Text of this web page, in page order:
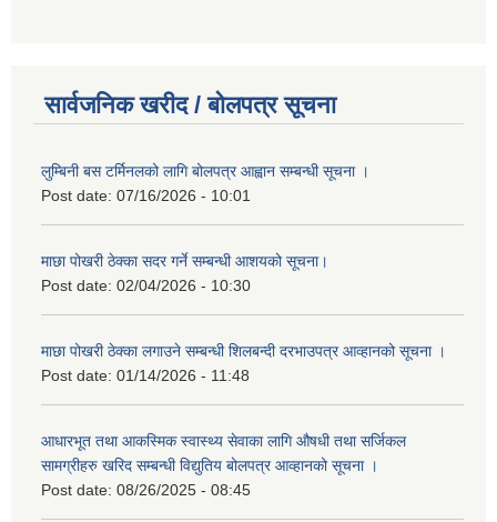
सार्वजनिक खरीद / बोलपत्र सूचना
लुम्बिनी बस टर्मिनलको लागि बोलपत्र आह्वान सम्बन्धी सूचना ।
Post date: 07/16/2026 - 10:01
माछा पोखरी ठेक्का सदर गर्ने सम्बन्धी आशयको सूचना।
Post date: 02/04/2026 - 10:30
माछा पोखरी ठेक्का लगाउने सम्बन्धी शिलबन्दी दरभाउपत्र आव्हानको सूचना ।
Post date: 01/14/2026 - 11:48
आधारभूत तथा आकस्मिक स्वास्थ्य सेवाका लागि औषधी तथा सर्जिकल
सामग्रीहरु खरिद सम्बन्धी विद्युतिय बोलपत्र आव्हानको सूचना ।
Post date: 08/26/2025 - 08:45